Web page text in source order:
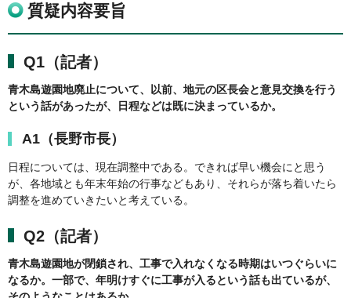
質疑内容要旨
​Q1（記者）
青木島遊園地廃止について、以前、地元の区長会と意見交換を行う
という話があったが、日程などは既に決まっているか。
A1（長野市長）
日程については、現在調整中である。できれば早い機会にと思う
が、各地域とも年末年始の行事などもあり、それらが落ち着いたら
調整を進めていきたいと考えている。
Q2（記者）
青木島遊園地が閉鎖され、工事で入れなくなる時期はいつぐらいに
なるか。一部で、年明けすぐに工事が入るという話も出ているが、